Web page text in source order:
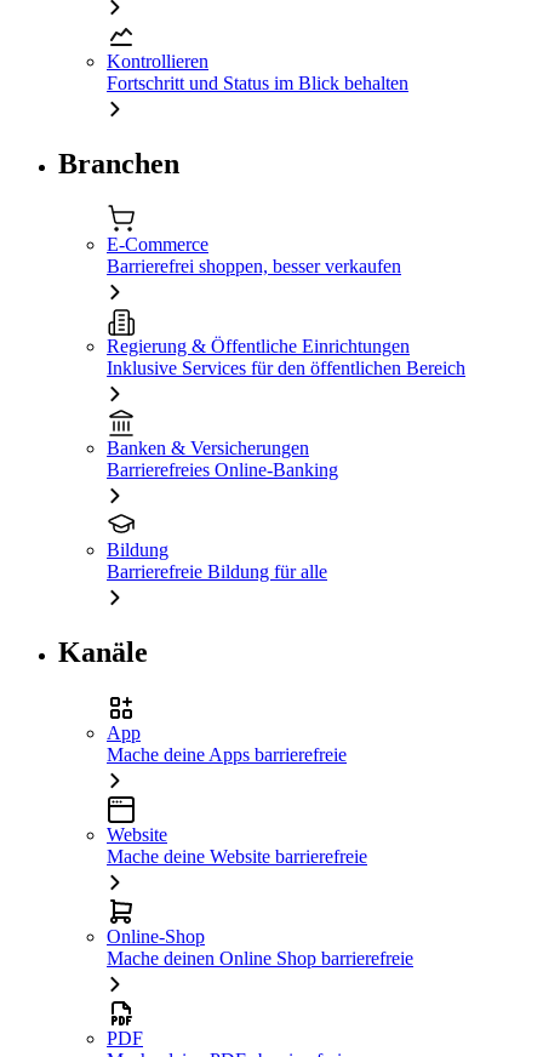
Kontrollieren
Fortschritt und Status im Blick behalten
Branchen
E-Commerce
Barrierefrei shoppen, besser verkaufen
Regierung & Öffentliche Einrichtungen
Inklusive Services für den öffentlichen Bereich
Banken & Versicherungen
Barrierefreies Online-Banking
Bildung
Barrierefreie Bildung für alle
Kanäle
App
Mache deine Apps barrierefreie
Website
Mache deine Website barrierefreie
Online-Shop
Mache deinen Online Shop barrierefreie
PDF